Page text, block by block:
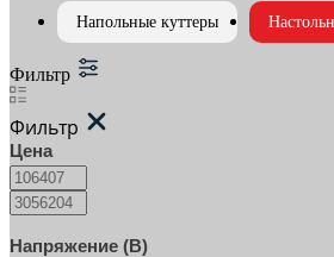
Напольные куттеры
Фильтр
Фильтр
Цена
Напряжение (В)